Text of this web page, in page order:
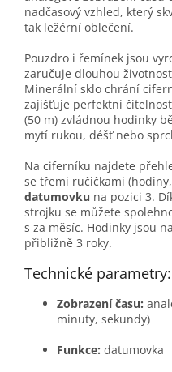
nadčasový vzhled, který
tak ležérní oblečení.
Pouzdro i řemínek jsou
zaručuje dlouhou
Minerální sklo chrání
zajišťuje perfektní
(50 m) zvládnou hodinky
mytí rukou, déšť nebo
Na ciferníku najdete
se třemi ručičkami
datumovku na pozici 3.
strojku se můžete
s za měsíc. Hodinky jsou
přibližně 3 roky.
Technické parametry:
Zobrazení času:
minuty, sekundy)
Funkce: datumovka